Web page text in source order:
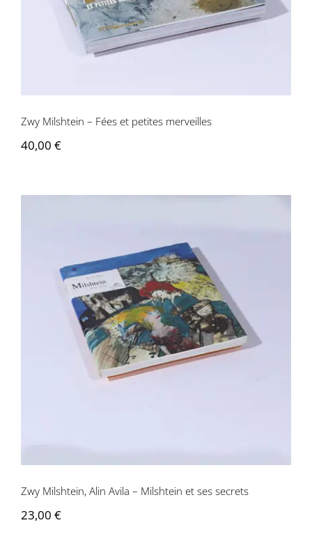
Zwy Milshtein – Fées et petites merveilles
40,00 €
Zwy Milshtein, Alin Avila – Milshtein et
ses secrets
Zwy Milshtein, Alin Avila – Milshtein et ses secrets
23,00 €